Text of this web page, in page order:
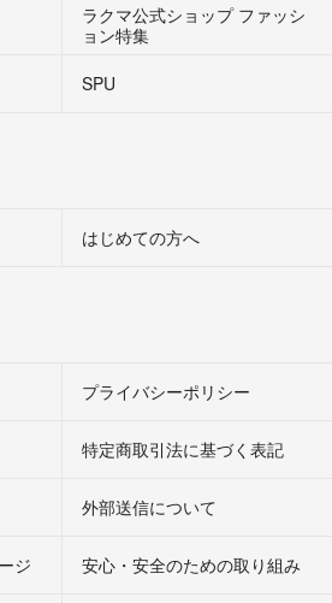
ラクマ公式ショップ ファッシ
ョン特集
SPU
はじめての方へ
プライバシーポリシー
特定商取引法に基づく表記
外部送信について
ジ 安心・安全のための取り組み